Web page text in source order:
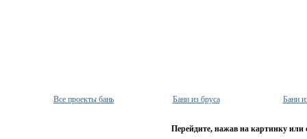
Все проекты бань Бани из бруса Бани
Перейдите, нажав на картинку или